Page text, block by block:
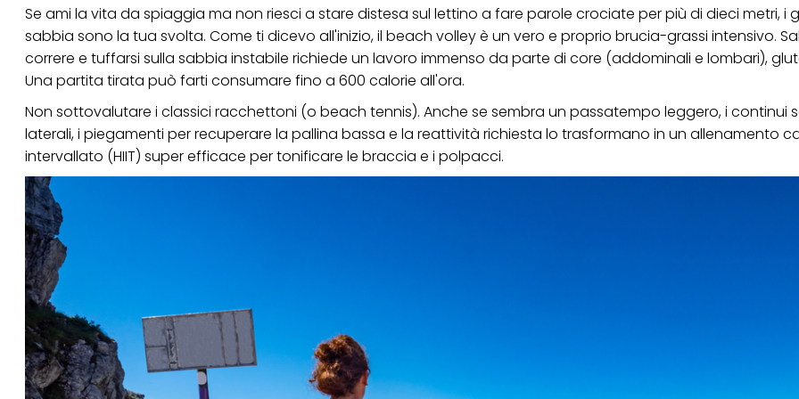
Se ami la vita da spiaggia ma non riesci a stare distesa sul lettino a fare parole crociate per più di dieci metri, i
sabbia sono la tua svolta. Come ti dicevo all'inizio, il beach volley è un vero e proprio brucia-grassi intensivo.
correre e tuffarsi sulla sabbia instabile richiede un lavoro immenso da parte di core (addominali e lombari),
Una partita tirata può farti consumare fino a 600 calorie all'ora.
Non sottovalutare i classici racchettoni (o beach tennis). Anche se sembra un passatempo leggero, i continui
laterali, i piegamenti per recuperare la pallina bassa e la reattività richiesta lo trasformano in un allenamento
intervallato (HIIT) super efficace per tonificare le braccia e i polpacci.
Se fai clic su "Modifica" potrai trovare maggiori informazioni sul trattamento dei tuoi dati / sull'uso
per uno o più degli scopi sopra menzionati. Cliccando su "Accetta tutto", acconsenti all'uso dei
tuoi dati personali per tutte le finalità sopra indicate. Se fai clic su "Rifiuta", verranno utilizzati solo i
necessari per fornirti questo sito web.